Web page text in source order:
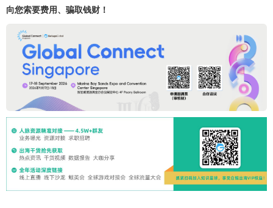
向您索要费用、骗取钱财！